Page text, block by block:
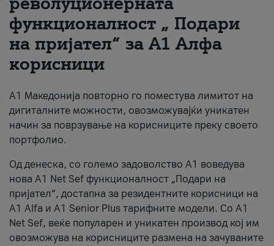
За нас
#ПодобарОнлајн
функционалност „ Подари
на пријател“ за А1 Алфа
корисници
А1 Македонија повторно го поместува лимитот на
дигиталните можности, овозможувајќи уникатен
начин за поврзување на корисниците преку своето
портфолио.
Од денеска, со големо задоволство А1 воведува
нова A1 Net Sef функционалност „Подари на
пријател“, достапна за резидентните корисници на
А1 Alfa и A1 Senior Plus тарифните модели. Со A1
Net Sef, веќе популарен и уникатен производ кој им
овозможува на корисниците размена на зачуваните